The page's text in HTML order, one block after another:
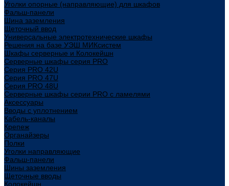
Уголки опорные (направляющие) для шкафов
Фальш-панели
Шина заземления
Щеточный ввод
Универсальные электротехнические шкафы
Решения на базе УЭШ МИКсистем
Шкафы серверные и Колокейшн
Серверные шкафы серия PRO
Серия PRO 42U
Серия PRO 47U
Серия PRO 48U
Серверные шкафы серии PRO с ламелями
Аксессуары
Вводы с уплотнением
Кабель-каналы
Крепеж
Органайзеры
Полки
Уголки направляющие
Фальш-панели
Шины заземления
Щеточные вводы
Колокейшн